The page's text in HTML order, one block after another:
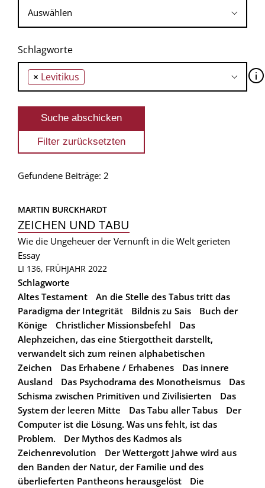
Schlagworte
× Levitikus 🛈
Gefundene Beiträge: 2
MARTIN BURCKHARDT
ZEICHEN UND TABU
Wie die Ungeheuer der Vernunft in die Welt gerieten
Essay
LI 136, FRÜHJAHR 2022
Schlagworte
Altes Testament
An die Stelle des Tabus tritt das
Paradigma der Integrität
Bildnis zu Sais
Buch der
Könige
Christlicher Missionsbefehl
Das
Alephzeichen, das eine Stiergottheit darstellt,
verwandelt sich zum reinen alphabetischen
Zeichen
Das Erhabene / Erhabenes
Das innere
Ausland
Das Psychodrama des Monotheismus
Das
Schisma zwischen Primitiven und Zivilisierten
Das
System der leeren Mitte
Das Tabu aller Tabus
Der
Computer ist die Lösung. Was uns fehlt, ist das
Problem.
Der Mythos des Kadmos als
Zeichenrevolution
Der Wettergott Jahwe wird aus
den Banden der Natur, der Familie und des
überlieferten Pantheons herausgelöst
Die